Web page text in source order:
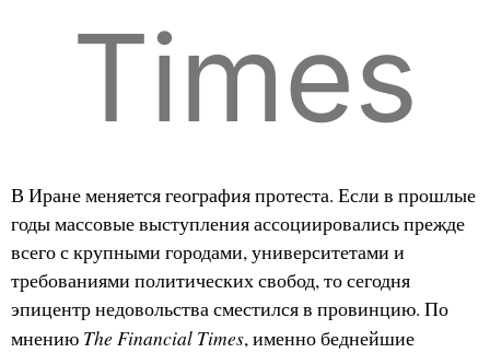
Times
В Иране меняется география протеста. Если в прошлые
годы массовые выступления ассоциировались прежде
всего с крупными городами, университетами и
требованиями политических свобод, то сегодня
эпицентр недовольства сместился в провинцию. По
мнению The Financial Times, именно беднейшие